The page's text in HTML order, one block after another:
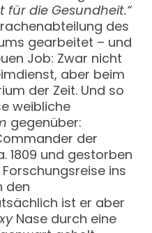
die Gesundheit.“
des
gearbeitet – und
Job: Zwar nicht
aber beim
der Zeit. Und so
weibliche
gegenüber:
der
1809 und gestorben
ins
den
ist er aber
Nase durch eine